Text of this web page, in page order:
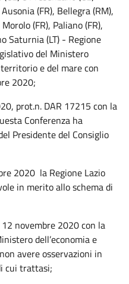
(FR), Bellegra (RM),
(FR), Paliano (FR),
Saturnia (LT) - Regione
del Ministero
e del mare con
2020;
prot.n. DAR 17215 con la
Conferenza ha
Presidente del Consiglio
2020 la Regione Lazio
in merito allo schema di
novembre 2020 con la
dell’economia e
avere osservazioni in
cui trattasi;